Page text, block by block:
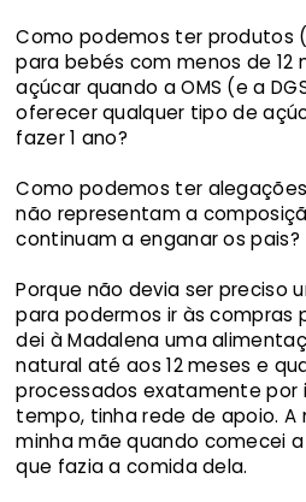
Como podemos ter produtos
para bebés com menos de 12
açúcar quando a OMS (e a
oferecer qualquer tipo de
fazer 1 ano?
Como podemos ter
não representam a
continuam a enganar os pais?
Porque não devia ser preciso
para podermos ir às compras
dei à Madalena uma
natural até aos 12 meses e
processados exatamente por
tempo, tinha rede de apoio. A
minha mãe quando comecei
que fazia a comida dela.